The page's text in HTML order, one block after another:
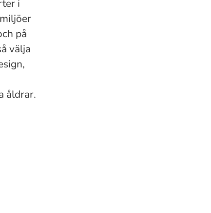
i
på
välja
åldrar.